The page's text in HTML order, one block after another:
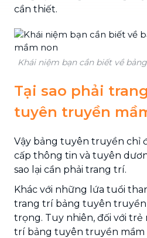
cần thiết.
Khái niệm bạn cần biết về
Tại sao phải
tuyên truyền
Vậy bảng tuyên truyền chỉ
cấp thông tin và tuyên
sao lại cần phải trang trí.
Khác với những lứa tuổi
trang trí bảng tuyên
trọng. Tuy nhiên, đối với trẻ
trí bảng tuyên truyền mầm